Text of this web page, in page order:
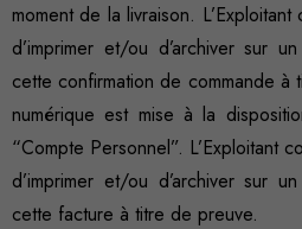
moment de la livraison.
d’imprimer et/ou d’archiver sur
cette confirmation de commande à
numérique est mise à la
“Compte Personnel”. L’Exploitant
d’imprimer et/ou d’archiver sur
cette facture à titre de preuve.